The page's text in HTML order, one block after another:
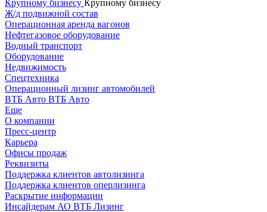
Крупному бизнесу Крупному бизнесу
Ж/д подвижной состав
Операционная аренда вагонов
Нефтегазовое оборудование
Водный транспорт
Оборудование
Недвижимость
Спецтехника
Операционный лизинг автомобилей
ВТБ Авто ВТБ Авто
Еще
О компании
Пресс-центр
Карьера
Офисы продаж
Реквизиты
Поддержка клиентов автолизинга
Поддержка клиентов оперлизинга
Раскрытие информации
Инсайдерам АО ВТБ Лизинг